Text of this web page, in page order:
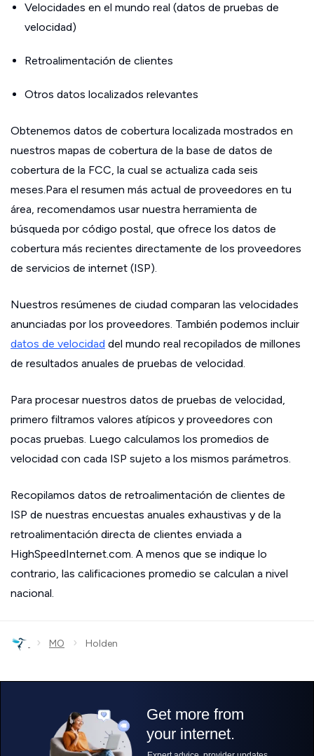
Velocidades en el mundo real (datos de pruebas de
velocidad)
Retroalimentación de clientes
Otros datos localizados relevantes
Obtenemos datos de cobertura localizada mostrados en
nuestros mapas de cobertura de la base de datos de
cobertura de la FCC, la cual se actualiza cada seis
meses.Para el resumen más actual de proveedores en tu
área, recomendamos usar nuestra herramienta de
búsqueda por código postal, que ofrece los datos de
cobertura más recientes directamente de los proveedores
de servicios de internet (ISP).
Nuestros resúmenes de ciudad comparan las velocidades
anunciadas por los proveedores. También podemos incluir
datos de velocidad del mundo real recopilados de millones
de resultados anuales de pruebas de velocidad.
Para procesar nuestros datos de pruebas de velocidad,
primero filtramos valores atípicos y proveedores con
pocas pruebas. Luego calculamos los promedios de
velocidad con cada ISP sujeto a los mismos parámetros.
Recopilamos datos de retroalimentación de clientes de
ISP de nuestras encuestas anuales exhaustivas y de la
retroalimentación directa de clientes enviada a
HighSpeedInternet.com. A menos que se indique lo
contrario, las calificaciones promedio se calculan a nivel
nacional.
› MO › Holden